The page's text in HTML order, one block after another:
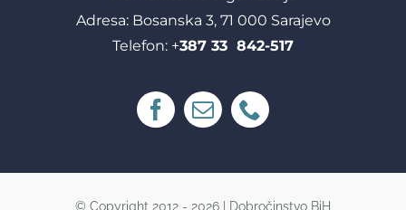
Adresa: Bosanska 3, 71 000 Sarajevo
Telefon: +387 33 842-517
© Copyright 2012 - 2026 | Dobročinstvo BiH